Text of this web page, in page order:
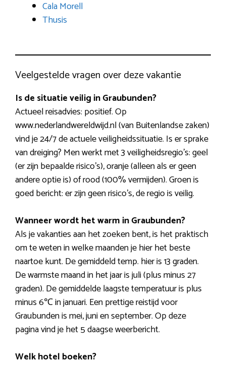
Cala Morell
Thusis
Veelgestelde vragen over deze vakantie
Is de situatie veilig in Graubunden?
Actueel reisadvies: positief. Op
www.nederlandwereldwijd.nl (van Buitenlandse zaken)
vind je 24/7 de actuele veiligheidssituatie. Is er sprake
van dreiging? Men werkt met 3 veiligheidsregio’s: geel
(er zijn bepaalde risico’s), oranje (alleen als er geen
andere optie is) of rood (100% vermijden). Groen is
goed bericht: er zijn geen risico’s, de regio is veilig.
Wanneer wordt het warm in Graubunden?
Als je vakanties aan het zoeken bent, is het praktisch
om te weten in welke maanden je hier het beste
naartoe kunt. De gemiddeld temp. hier is 13 graden.
De warmste maand in het jaar is juli (plus minus 27
graden). De gemiddelde laagste temperatuur is plus
minus 6℃ in januari. Een prettige reistijd voor
Graubunden is mei, juni en september. Op deze
pagina vind je het 5 daagse weerbericht.
Welk hotel boeken?